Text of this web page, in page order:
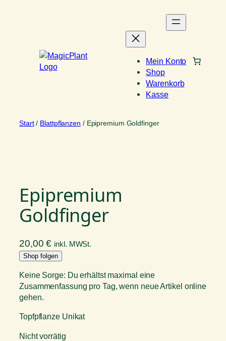
Mein Konto
Shop
Warenkorb
Kasse
Start/ Blattpflanzen / Epipremium Goldfinger
Epipremium
Goldfinger
20,00€ inkl. MWSt.
Shop folgen
Keine Sorge: Du erhältst maximal eine
Zusammenfassung pro Tag, wenn neue Artikel online
gehen.
Topfpflanze Unikat
Nicht vorrätig